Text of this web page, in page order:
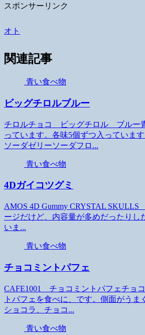
スポンサーリンク
オト
関連記事
青い食べ物
ビッグチロルブルー
チロルチョコ ビッグチロル ブルー青
っています。各味5個ずつ入っていま
ソーダゼリーソーダフロ...
青い食べ物
4Dガイコツグミ
AMOS 4D Gummy CRYSTAL
ージだけど、内容量が多めだったり
いま...
青い食べ物
チョコミントパフェ
CAFE1001 チョコミントパフェチョ
トパフェを食べに、です。側面がう
ショコラ、チョコ...
青い食べ物